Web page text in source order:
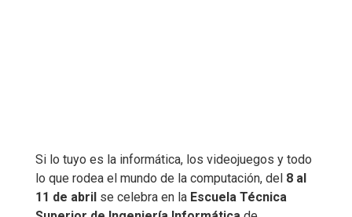
Si lo tuyo es la informática, los videojuegos y todo
lo que rodea el mundo de la computación, del 8 al
11 de abril se celebra en la Escuela Técnica